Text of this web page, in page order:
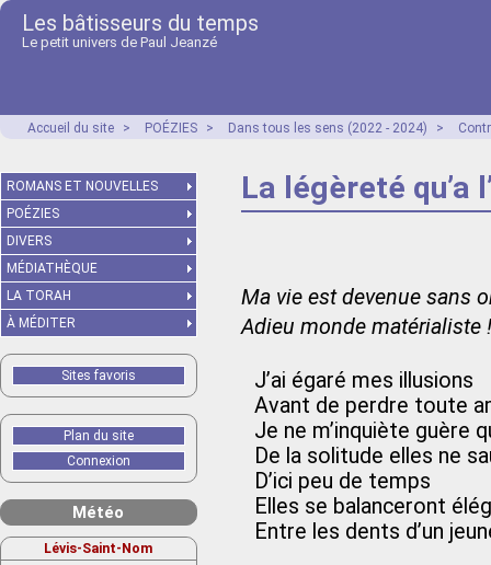
Les bâtisseurs du temps
Le petit univers de Paul Jeanzé
Accueil du site > POÉZIES > Dans tous les sens (2022 - 2024) >
La légèreté qu’a
Ma vie est devenue sans
Adieu monde matérialiste !
J’ai égaré mes illusions
Avant de perdre toute
Je ne m’inquiète guère
De la solitude elles ne
D’ici peu de temps
Elles se balanceront
Entre les dents d’un
ROMANS ET NOUVELLES
POÉZIES
DIVERS
MÉDIATHÈQUE
LA TORAH
À MÉDITER
Sites favoris
Plan du site
Connexion
Météo
Lévis-Saint-Nom